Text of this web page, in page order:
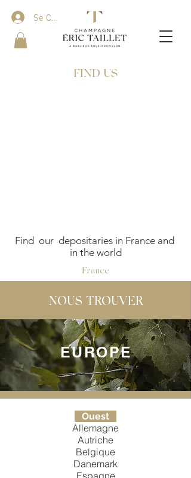
Se Connecter
FIND US
Find our depositaries in France and
in the world
France
NOUS TROUVER
EUROPE
Ouest
Allemagne
Autriche
Belgique
Danemark